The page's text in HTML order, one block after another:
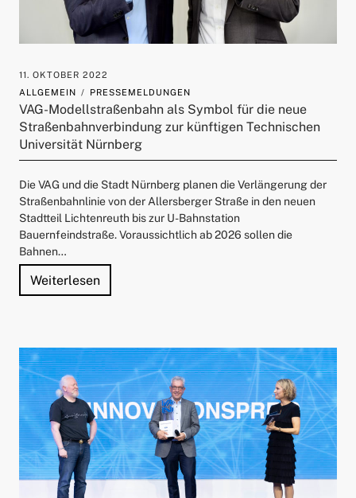
11. OKTOBER 2022
ALLGEMEIN
PRESSEMELDUNGEN
VAG-Modellstraßenbahn als Symbol für die neue
Straßenbahnverbindung zur künftigen Technischen
Universität Nürnberg
Die VAG und die Stadt Nürnberg planen die Verlängerung der
Straßenbahnlinie von der Allersberger Straße in den neuen
Stadtteil Lichtenreuth bis zur U-Bahnstation
Bauernfeindstraße. Voraussichtlich ab 2026 sollen die
Bahnen…
Weiterlesen"VAG-Modellstraßenbahn als Symbol für